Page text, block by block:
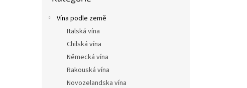
Vína podle země
Italská vína
Chilská vína
Německá vína
Rakouská vína
Novozelandska vína